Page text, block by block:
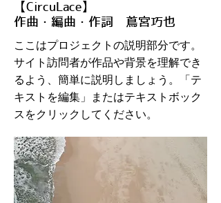
【CircuLace】
作曲・編曲・作詞 蔦宮巧也
ここはプロジェクトの説明部分です。
サイト訪問者が作品や背景を理解でき
るよう、簡単に説明しましょう。「テ
キストを編集」またはテキストボック
スをクリックしてください。